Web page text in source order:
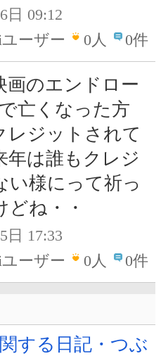
日 09:12
ーザー
0人 0件
画のエンドロー
亡くなった方
レジットされて
年は誰もクレジ
い様にって祈っ
どね・・
日 17:33
ーザー
0人 0件
する日記・つぶ